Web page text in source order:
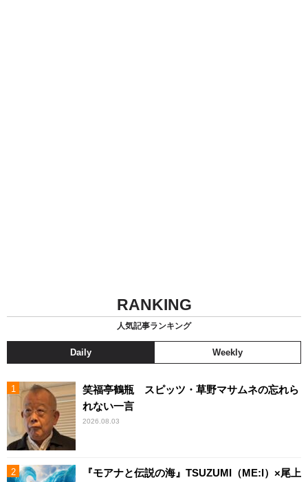
RANKING
人気記事ランキング
Daily Weekly
笑福亭鶴瓶 スピッツ・草野マサムネの忘れら
れない一言
2026.08.03
『モアナと伝説の海』TSUZUMI（ME:I）×尾上